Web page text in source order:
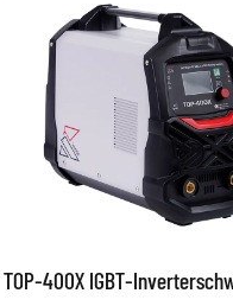
TOP-400X IGBT-